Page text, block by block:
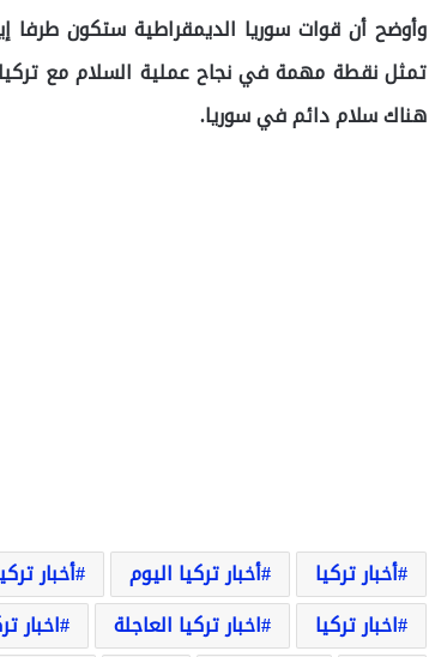
وأوضح أن قوات سوريا الديمقراطية ستكون طرفا
تمثل نقطة مهمة في نجاح عملية السلام مع
هناك سلام دائم في سوريا.
أخبار تركيا أخبار تركيا اليوم أخبار
اخبار تركيا
اخبار تركيا العاجلة اخبار